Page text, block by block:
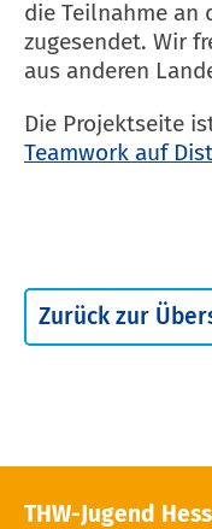
die Teilnahme an
zugesendet. Wir
aus anderen
Die Projektseite
Teamwork auf
Zurück zur
THW-Jugend